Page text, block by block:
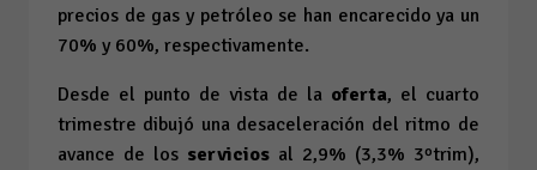
precios de gas y petróleo se han encarecido ya un
70% y 60%, respectivamente.
Desde el punto de vista de la oferta, el cuarto
trimestre dibujó una desaceleración del ritmo de
avance de los serviciosal 2,9% (3,3% 3ºtrim),